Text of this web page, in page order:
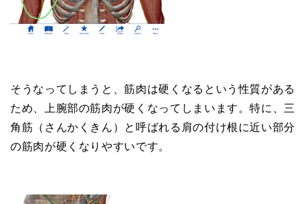
そうなってしまうと、筋肉は硬くなるという性質がある
ため、上腕部の筋肉が硬くなってしまいます。特に、三
角筋（さんかくきん）と呼ばれる肩の付け根に近い部分
の筋肉が硬くなりやすいです。